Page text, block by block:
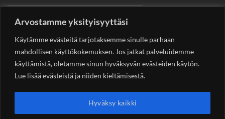
Arvostamme yksityisyyttäsi
Käytämme evästeitä tarjotaksemme sinulle parhaan
mahdollisen käyttökokemuksen. Jos jatkat palveluidemme
käyttämistä, oletamme sinun hyväksyvän evästeiden käytön.
Lue lisää evästeistä ja niiden kieltämisestä.
Hyväksy kaikki
Nostimet
YHTEYSTIEDOT
Helsingin Rakennuskonevuokraus OySotungintie 449,
00890 Helsinki 0400 99 53 63
asiakaspalvelu@rakennuskonevuokraus.fi